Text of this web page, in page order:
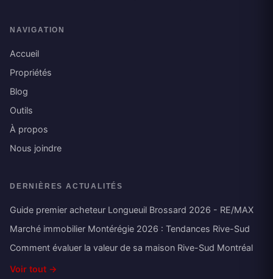
NAVIGATION
Accueil
Propriétés
Blog
Outils
À propos
Nous joindre
DERNIÈRES ACTUALITÉS
Guide premier acheteur Longueuil Brossard 2026 - RE/MAX
Marché immobilier Montérégie 2026 : Tendances Rive-Sud
Comment évaluer la valeur de sa maison Rive-Sud Montréal
Voir tout →